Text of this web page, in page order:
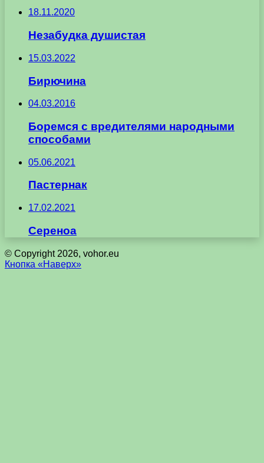
18.11.2020
Незабудка душистая
15.03.2022
Бирючина
04.03.2016
Боремся с вредителями народными
способами
05.06.2021
Пастернак
17.02.2021
Сереноа
© Copyright 2026, vohor.eu
Кнопка «Наверх»